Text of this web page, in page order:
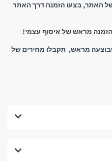
האתר, בצעו הזמנה דרך האתר
מראש של איסוף עצמי!
מראש, תקבלו מחירים של